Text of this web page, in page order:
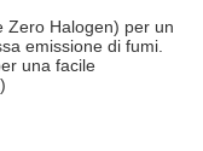
Zero Halogen) per un
emissione di fumi.
una facile